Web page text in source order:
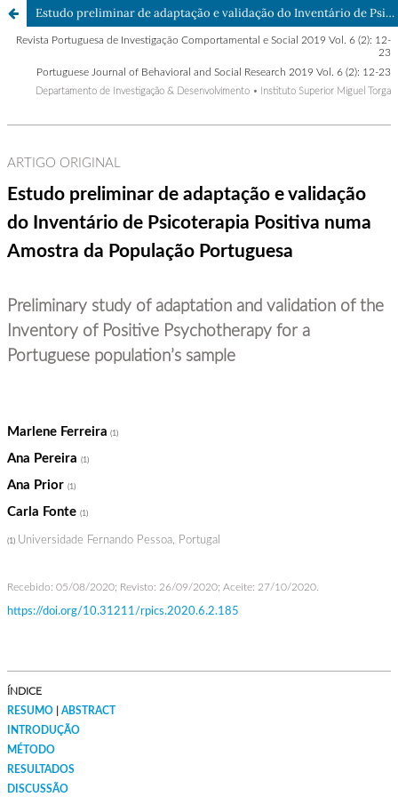
Estudo preliminar de adaptação e validação do Inventário de Psicoterapia Positiva numa amostra da população portuguesa